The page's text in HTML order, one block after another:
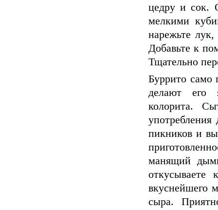
цедру и сок.
мелкими
нарежьте
Добавьте к
Тщательно
Буррито само
делают его
колорита.
пикников и
манящий
откусываете
вкуснейшего
сыра.